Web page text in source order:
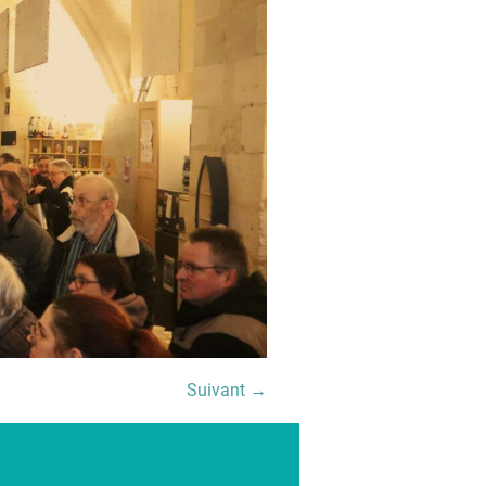
Suivant →